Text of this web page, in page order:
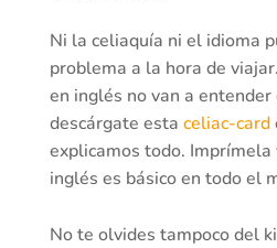
Ni la celiaquía ni el idioma
problema a la hora de
en inglés no van a entender
descárgate esta celiac-card
explicamos todo.
inglés es básico en todo el
No te olvides tampoco del